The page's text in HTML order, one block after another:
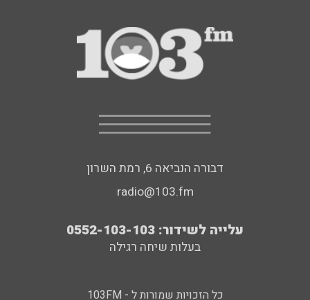
דבורה הנביאה 6, רמת השרון
radio@103.fm
עלייה לשידור: 0552-103-103
בעלות שיחה רגילה
כל הזכויות שמורות ל - 103FM